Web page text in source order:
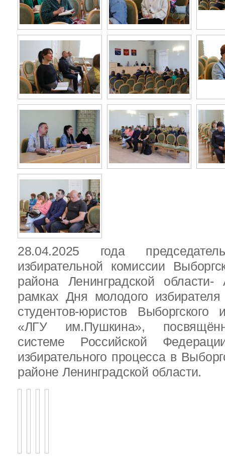
28.04.2025 года
избирательной комиссии
района Ленинградской
рамках Дня молодого
студентов-юристов Выборгского
«ЛГУ им.Пушкина»,
системе Российской
избирательного процесса в
районе Ленинградской области.